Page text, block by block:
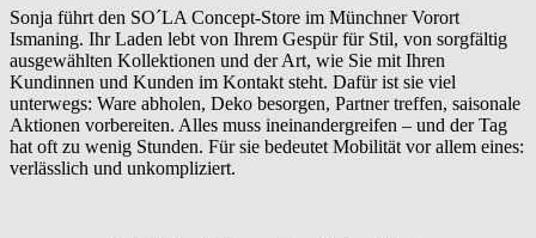
Sonja führt den SO´LA Concept-Store im Münchner Vorort
Ismaning. Ihr Laden lebt von Ihrem Gespür für Stil, von sorgfältig
ausgewählten Kollektionen und der Art, wie Sie mit Ihren
Kundinnen und Kunden im Kontakt steht. Dafür ist sie viel
unterwegs: Ware abholen, Deko besorgen, Partner treffen, saisonale
Aktionen vorbereiten. Alles muss ineinandergreifen – und der Tag
hat oft zu wenig Stunden. Für sie bedeutet Mobilität vor allem eines:
verlässlich und unkompliziert.